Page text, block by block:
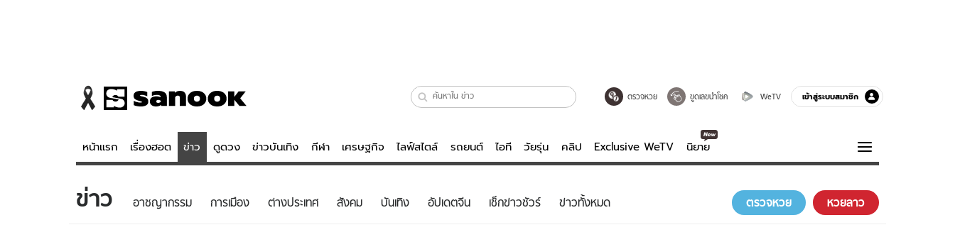
ตรวจหวย ขูดเลขนำโชค WeTV เข้าสู่ระบบสมาชิก
หน้าแรก เรื่องฮอต ข่าว ดูดวง ข่าวบันเทิง กีฬา เศรษฐกิจ ไลฟ์สไตล์ รถยนต์ ไอที วัยรุ่น คลิป Exclusive WeTV นิยาย
ข่าว ดูดวง - ตรวจหวย ไลฟ์สไตล์ บันเทิงครบรส ความรู้รอบตัว
ฮาวทู
ข่าว อาชญากรรม การเมือง ต่างประเทศ สังคม บันเทิง อัปเดตจีน เช็กข่าวชัวร์ ข่าวทั้งหมด ตรวจหวย หวยลาว